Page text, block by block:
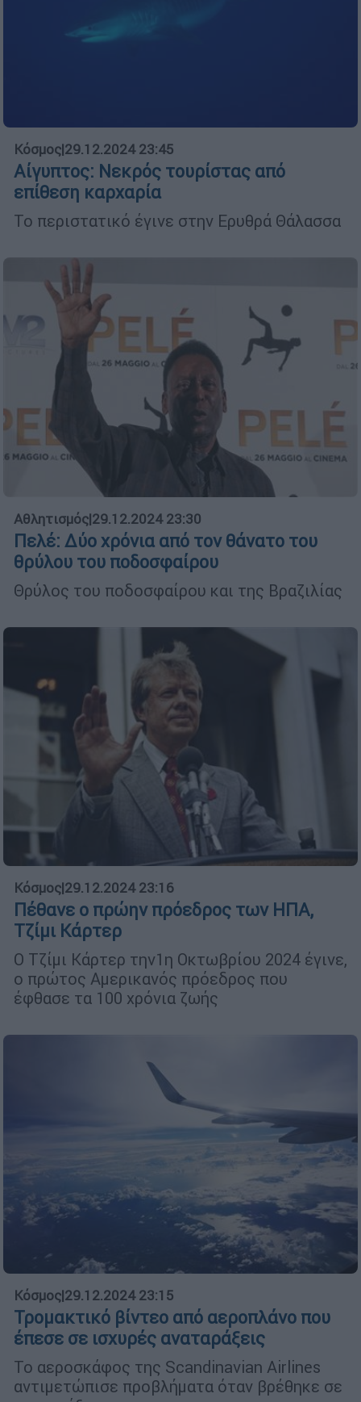
Κόσμος|29.12.2024 23:45
Αίγυπτος: Νεκρός τουρίστας από
επίθεση καρχαρία
Το περιστατικό έγινε στην Ερυθρά Θάλασσα
Αθλητισμός|29.12.2024 23:30
Πελέ: Δύο χρόνια από τον θάνατο του
θρύλου του ποδοσφαίρου
Θρύλος του ποδοσφαίρου και της Βραζιλίας
Κόσμος|29.12.2024 23:16
Πέθανε ο πρώην πρόεδρος των ΗΠΑ,
Τζίμι Κάρτερ
Ο Τζίμι Κάρτερ την1η Οκτωβρίου 2024 έγινε,
ο πρώτος Αμερικανός πρόεδρος που
έφθασε τα 100 χρόνια ζωής
Κόσμος|29.12.2024 23:15
Τρομακτικό βίντεο από αεροπλάνο που
έπεσε σε ισχυρές αναταράξεις
Το αεροσκάφος της Scandinavian Airlines
αντιμετώπισε προβλήματα όταν βρέθηκε σε